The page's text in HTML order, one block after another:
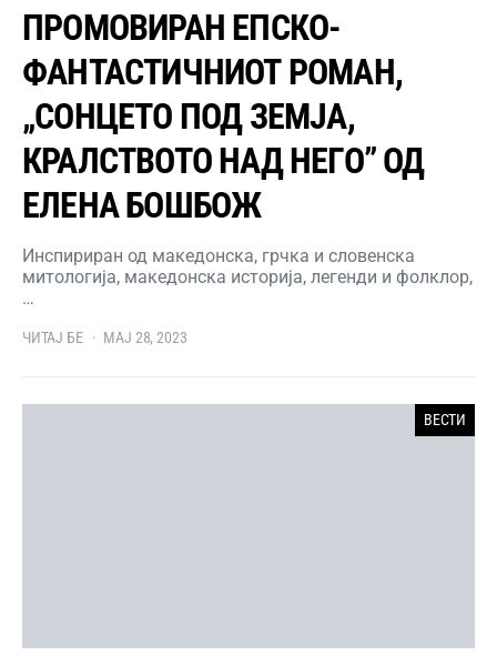
ПРОМОВИРАН ЕПСКО-
ФАНТАСТИЧНИОТ РОМАН,
„СОНЦЕТО ПОД ЗЕМЈА,
КРАЛСТВОТО НАД НЕГО” ОД
ЕЛЕНА БОШБОЖ
Инспириран од македонска, грчка и словенска
митологија, македонска историја, легенди и фолклор,
…
ЧИТАЈ БЕ МАЈ 28, 2023
ВЕСТИ